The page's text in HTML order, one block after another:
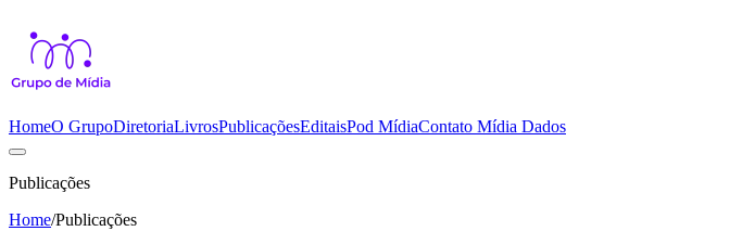
HomeO GrupoDiretoriaLivrosPublicaçõesEditaisPod MídiaContato Mídia Dados
Publicações
Home/Publicações